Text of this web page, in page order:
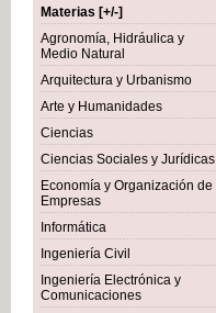
Materias [+/-]
Agronomía, Hidráulica y
Medio Natural
Arquitectura y Urbanismo
Arte y Humanidades
Ciencias
Ciencias Sociales y Jurídicas
Economía y Organización de
Empresas
Informática
Ingeniería Civil
Ingeniería Electrónica y
Comunicaciones